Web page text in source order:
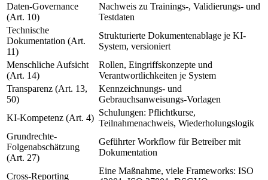
Daten-Governance
(Art. 10)
Nachweis zu Trainings-, Validierungs- und
Testdaten
Technische
Dokumentation (Art.
11)
Strukturierte Dokumentenablage je KI-
System, versioniert
Menschliche Aufsicht
(Art. 14)
Rollen, Eingriffskonzepte und
Verantwortlichkeiten je System
Transparenz (Art. 13,
50)
Kennzeichnungs- und
Gebrauchsanweisungs-Vorlagen
KI-Kompetenz (Art. 4)
Schulungen: Pflichtkurse,
Teilnahmenachweis, Wiederholungslogik
Grundrechte-
Folgenabschätzung
(Art. 27)
Geführter Workflow für Betreiber mit
Dokumentation
Cross-Reporting
Eine Maßnahme, viele Frameworks: ISO